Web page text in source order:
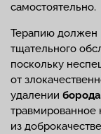
самостоятельно.
Терапию должен
тщательного
поскольку
от
удалении
травмированное
из